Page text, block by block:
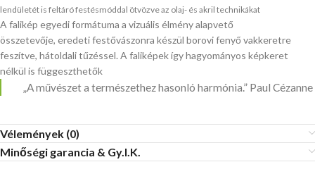
lendületét is feltáró festésmóddal ötvözve az olaj- és akril technikákat
A falikép egyedi formátuma a vizuális élmény alapvető
összetevője, eredeti festővászonra készül borovi fenyő vakkeretre
feszítve, hátoldali tűzéssel. A faliképek így hagyományos képkeret
nélkül is függeszthetők
„A művészet a természethez hasonló harmónia.” Paul Cézanne
Vélemények (0)
Minőségi garancia & Gy.I.K.